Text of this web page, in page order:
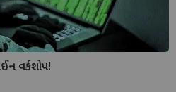
વર્કશોપ!